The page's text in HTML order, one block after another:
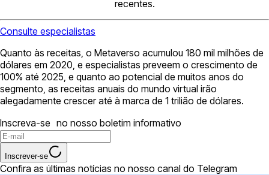
recentes.
Consulte especialistas
Quanto às receitas, o Metaverso acumulou 180 mil milhões de
dólares em 2020, e especialistas preveem o crescimento de
100% até 2025, e quanto ao potencial de muitos anos do
segmento, as receitas anuais do mundo virtual irão
alegadamente crescer até à marca de 1 trilião de dólares.
Inscreva-se no nosso boletim informativo
Inscrever-se
Confira as últimas notícias no nosso canal do Telegram